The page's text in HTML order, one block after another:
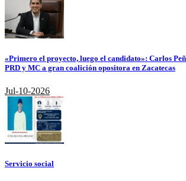
«Primero el proyecto, luego el candidato»: Carlos
PRD y MC a gran coalición opositora en Zacatecas
Jul-10-2026
Servicio social